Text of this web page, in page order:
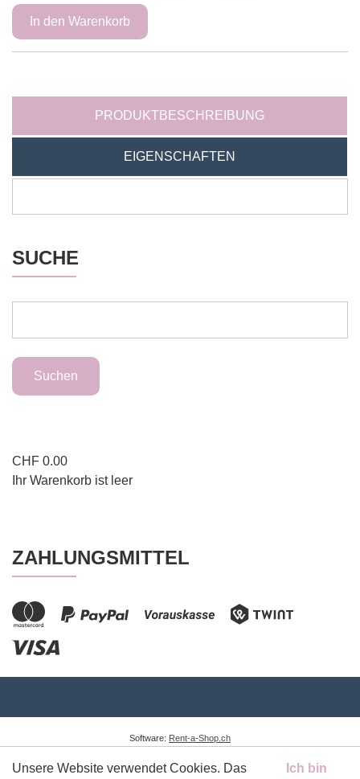
PRODUKTBESCHREIBUNG
EIGENSCHAFTEN
SUCHE
CHF 0.00
Ihr Warenkorb ist leer
ZAHLUNGSMITTEL
Software: Rent-a-Shop.ch
Unsere Website verwendet Cookies. Das Ich bin